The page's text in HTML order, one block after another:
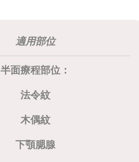
適用部位
半面療程部位：
法令紋
木偶紋
下顎腮腺